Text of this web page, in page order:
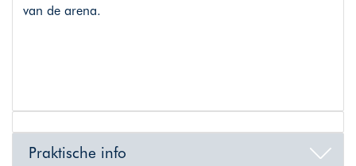
van de arena.
Praktische info